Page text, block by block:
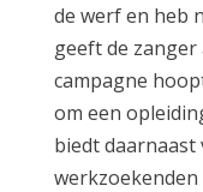
de werf en heb
geeft de zanger
campagne
om een
biedt daarnaast